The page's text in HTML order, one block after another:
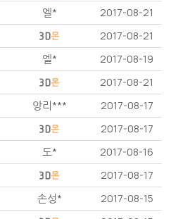
엘* 2017-08-21
2017-08-21
엘* 2017-08-19
2017-08-21
앙리*** 2017-08-17
2017-08-17
도* 2017-08-16
2017-08-17
손성* 2017-08-15